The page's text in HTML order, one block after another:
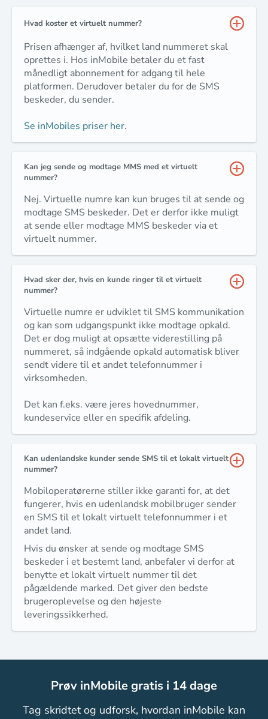
Hvad koster et virtuelt nummer?
Prisen afhænger af, hvilket land nummeret skal
oprettes i. Hos inMobile betaler du et fast
månedligt abonnement for adgang til hele
platformen. Derudover betaler du for de SMS
beskeder, du sender.
Se inMobiles priser her.
Kan jeg sende og modtage MMS med et virtuelt
nummer?
Nej. Virtuelle numre kan kun bruges til at sende og
modtage SMS beskeder. Det er derfor ikke muligt
at sende eller modtage MMS beskeder via et
virtuelt nummer.
Hvad sker der, hvis en kunde ringer til et virtuelt
nummer?
Virtuelle numre er udviklet til SMS kommunikation
og kan som udgangspunkt ikke modtage opkald.
Det er dog muligt at opsætte viderestilling på
nummeret, så indgående opkald automatisk bliver
sendt videre til et andet telefonnummer i
virksomheden.
Det kan f.eks. være jeres hovednummer,
kundeservice eller en specifik afdeling.
Kan udenlandske kunder sende SMS til et lokalt virtuelt
nummer?
Mobiloperatørerne stiller ikke garanti for, at det
fungerer, hvis en udenlandsk mobilbruger sender
en SMS til et lokalt virtuelt telefonnummer i et
andet land.
Hvis du ønsker at sende og modtage SMS
beskeder i et bestemt land, anbefaler vi derfor at
benytte et lokalt virtuelt nummer til det
pågældende marked. Det giver den bedste
brugeroplevelse og den højeste
leveringssikkerhed.
Prøv inMobile gratis i 14 dage
Tag skridtet og udforsk, hvordan inMobile kan